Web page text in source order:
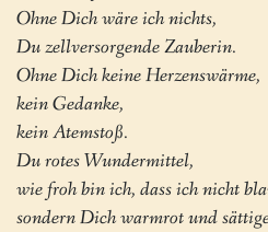
Ohne Dich wäre ich nichts,
Du zellversorgende Zauberin.
Ohne Dich keine Herzenswärme,
kein Gedanke,
kein Atemstoß.
Du rotes Wundermittel,
wie froh bin ich, dass ich nicht
sondern Dich warmrot und